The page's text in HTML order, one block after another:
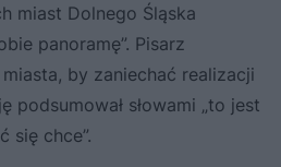
miast Dolnego Śląska
panoramę”. Pisarz
by zaniechać realizacji
podsumował słowami „to jest
się chce”.